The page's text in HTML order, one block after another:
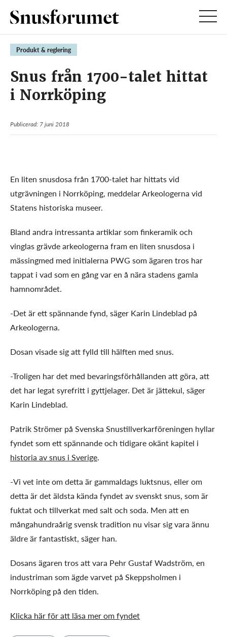
Produkt & reglering
Snus från 1700-talet hittat
i Norrköping
Publicerad: 7 juni 2018
En liten snusdosa från 1700-talet har hittats vid
utgrävningen i Norrköping, meddelar Arkeologerna vid
Statens historiska museer.
Bland andra intressanta artiklar som finkeramik och
vinglas grävde arkeologerna fram en liten snusdosa i
mässingmed med initialerna PWG som ägaren tros har
tappat i vad som en gång var en å nära stadens gamla
hamnområdet.
-Det är ett spännande fynd, säger Karin Lindeblad på
Arkeologerna.
Dosan visade sig att fylld till hälften med snus.
-Troligen har det med bevaringsförhållanden att göra, att
det har legat syrefritt i gyttjelager. Det är jättekul, säger
Karin Lindeblad.
Patrik Strömer på Svenska Snustillverkarföreningen hyllar
fyndet som ett spännande och tidigare okänt kapitel i
historia av snus i Sverige.
-Vi vet inte om detta är gammaldags luktsnus, eller om
detta är det äldsta kända fyndet av svenskt snus, som är
fuktat och tillverkat med salt och soda. Men att en
mångahundraårig svensk tradition nu visar sig vara ännu
äldre är fantastiskt, säger han.
Dosans ägaren tros att vara Pehr Gustaf Wadström, en
industriman som ägde varvet på Skeppsholmen i
Norrköping på den tiden.
Klicka här för att läsa mer om fyndet